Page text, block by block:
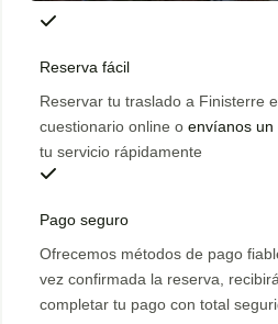
Reserva fácil
Reservar tu traslado a Finisterre
cuestionario online o envíanos un
tu servicio rápidamente
Pago seguro
Ofrecemos métodos de pago
vez confirmada la reserva,
completar tu pago con total